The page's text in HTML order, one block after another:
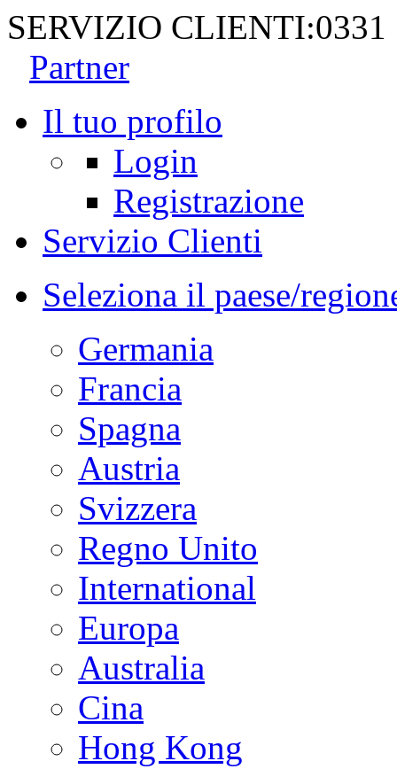
SERVIZIO CLIENTI:0331
Partner
Il tuo profilo
Login
Registrazione
Servizio Clienti
Seleziona il paese/
Germania
Francia
Spagna
Austria
Svizzera
Regno Unito
International
Europa
Australia
Cina
Hong Kong